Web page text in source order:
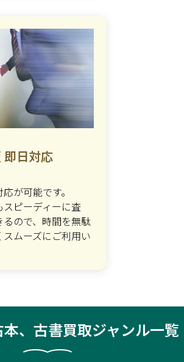
即日対応
が可能です。
ピーディーに査
ので、時間を無駄
ムーズにご利用い
、古書買取ジャンル一覧